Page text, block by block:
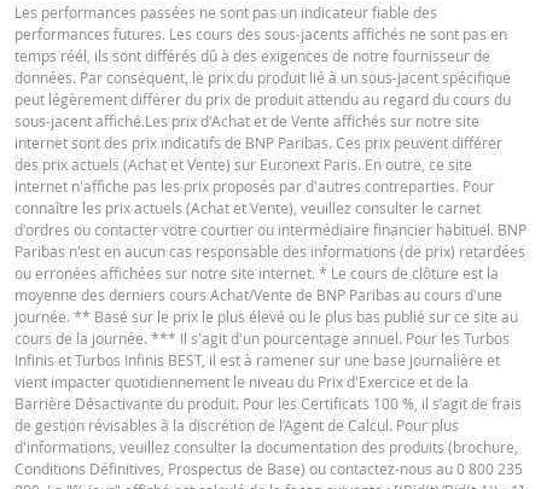
PÉRIODE
1 Jour 1 Semaine 1 An
SITUATION
ACTUELLE
NOUVELLE
SITUATION
Cours de
référence
91,137 -
Niveau de
financement
76,1279 -
Barrière
désactivante
79,94 -
Français (France)
FINAL TERMS
Français (France)
CONDITIONS DÉFINITIVES RÉSUMÉ
Français (France)
KEY INFORMATION DOCUMENTS
Les performances passées ne sont pas un indicateur fiable des
performances futures. Les cours des sous-jacents affichés ne sont pas en
temps réél, ils sont différés dû à des exigences de notre fournisseur de
données. Par conséquent, le prix du produit lié à un sous-jacent spécifique
peut légèrement différer du prix de produit attendu au regard du cours du
sous-jacent affiché.Les prix d'Achat et de Vente affichés sur notre site
internet sont des prix indicatifs de BNP Paribas. Ces prix peuvent différer
des prix actuels (Achat et Vente) sur Euronext Paris. En outre, ce site
internet n'affiche pas les prix proposés par d'autres contreparties. Pour
connaître les prix actuels (Achat et Vente), veuillez consulter le carnet
d'ordres ou contacter votre courtier ou intermédiaire financier habituel. BNP
Paribas n'est en aucun cas responsable des informations (de prix) retardées
ou erronées affichées sur notre site internet. * Le cours de clôture est la
moyenne des derniers cours Achat/Vente de BNP Paribas au cours d'une
journée. ** Basé sur le prix le plus élevé ou le plus bas publié sur ce site au
cours de la journée. *** Il s'agit d'un pourcentage annuel. Pour les Turbos
Infinis et Turbos Infinis BEST, il est à ramener sur une base journalière et
vient impacter quotidiennement le niveau du Prix d'Exercice et de la
Barrière Désactivante du produit. Pour les Certificats 100 %, il s’agit de frais
de gestion révisables à la discrétion de l’Agent de Calcul. Pour plus
d'informations, veuillez consulter la documentation des produits (brochure,
Conditions Définitives, Prospectus de Base) ou contactez-nous au 0 800 235